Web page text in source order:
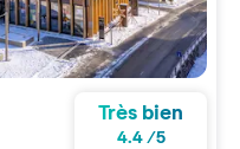
Très bien
4.4 /5